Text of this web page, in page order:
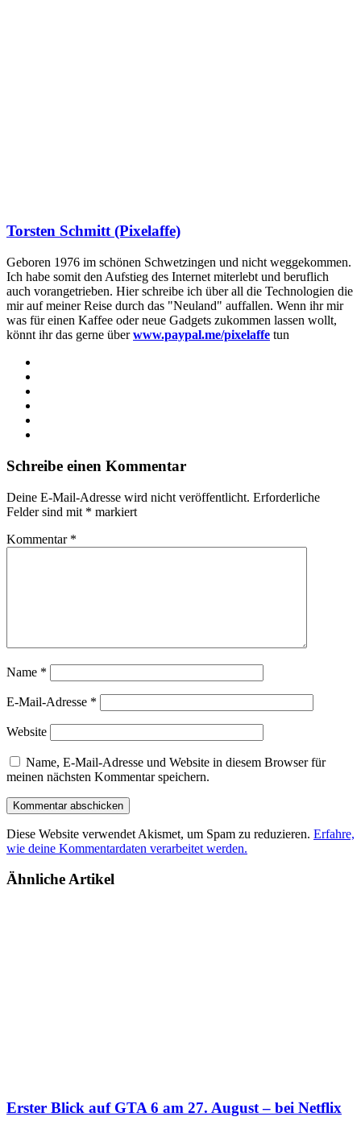
Torsten Schmitt (Pixelaffe)
Geboren 1976 im schönen Schwetzingen und nicht weggekommen.
Ich habe somit den Aufstieg des Internet miterlebt und beruflich
auch vorangetrieben. Hier schreibe ich über all die Technologien die
mir auf meiner Reise durch das "Neuland" auffallen. Wenn ihr mir
was für einen Kaffee oder neue Gadgets zukommen lassen wollt,
könnt ihr das gerne überwww.paypal.me/pixelaffe tun
Schreibe einen Kommentar
Deine E-Mail-Adresse wird nicht veröffentlicht. Erforderliche
Felder sind mit * markiert
Kommentar *
Name *
E-Mail-Adresse *
Website
Name, E-Mail-Adresse und Website in diesem Browser für
meinen nächsten Kommentar speichern.
Diese Website verwendet Akismet, um Spam zu reduzieren. Erfahre,
wie deine Kommentardaten verarbeitet werden.
Ähnliche Artikel
Erster Blick auf GTA 6 am 27. August – bei Netflix